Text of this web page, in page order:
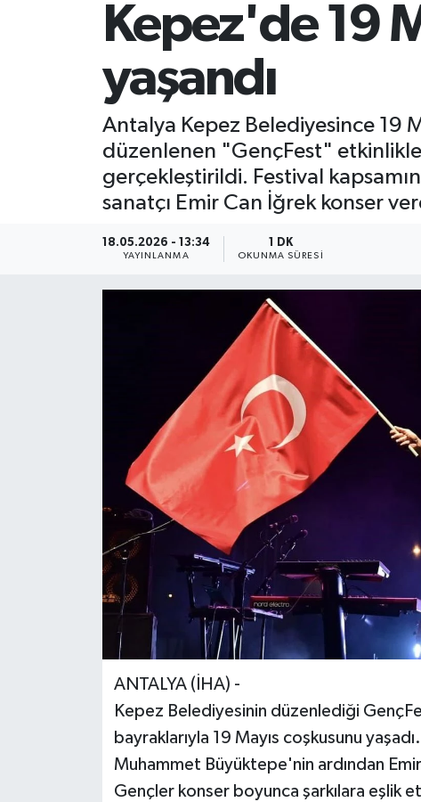
Kepez'de 19
yaşandı
Antalya Kepez Belediyesince 19
düzenlenen "GençFest"
gerçekleştirildi. Festival
sanatçı Emir Can İğrek konser
18.05.2026 - 13:34
YAYINLANMA
1 DK
OKUNMA SÜRESI
ANTALYA (İHA) -
Kepez Belediyesinin düzenlediği
bayraklarıyla 19 Mayıs coşkusunu
Muhammet Büyüktepe'nin ardından
Gençler konser boyunca şarkılara eşlik